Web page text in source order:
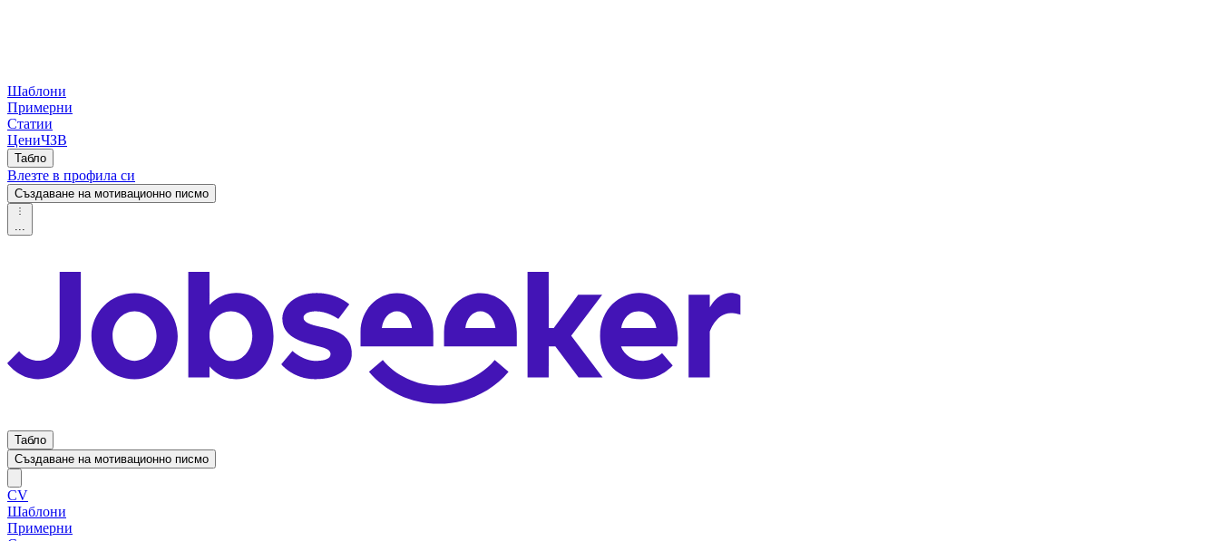
Шаблони
Примерни
Статии
ЦениЧЗВ
Табло
Влезте в профила си
Създаване на мотивационно писмо
...
Табло
Създаване на мотивационно писмо
CV
Шаблони
Примерни